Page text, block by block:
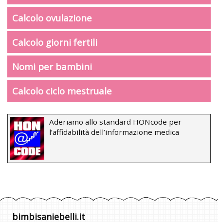
Calcolo ovulazione
Calcolo giorni fertili
Nomi per bambini
Calcolo ciclo mestruale
Aderiamo allo standard HONcode per
l’affidabilità dell’informazione medica
bimbisaniebelli.it